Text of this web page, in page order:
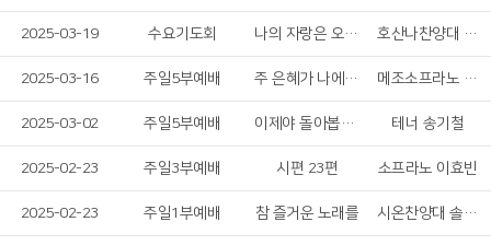
2025-03-19 수요기도회 나의 자랑은 오직 십자가 호산나찬양대 남성 솔리스트
2025-03-16 주일5부예배 주 은혜가 나에게 족하네 메조소프라노 백유리
2025-03-02 주일5부예배 이제야 돌아봅니다 테너 송기철
2025-02-23 주일3부예배 시편 23편 소프라노 이효빈
2025-02-23 주일1부예배 참 즐거운 노래를 시온찬양대 솔리스트중창단